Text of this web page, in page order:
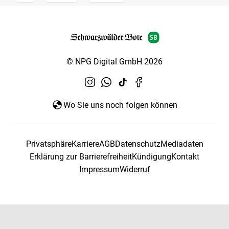
© NPG Digital GmbH 2026
Wo Sie uns noch folgen können
PrivatsphäreKarriereAGBDatenschutzMediadaten
Erklärung zur BarrierefreiheitKündigungKontakt
ImpressumWiderruf